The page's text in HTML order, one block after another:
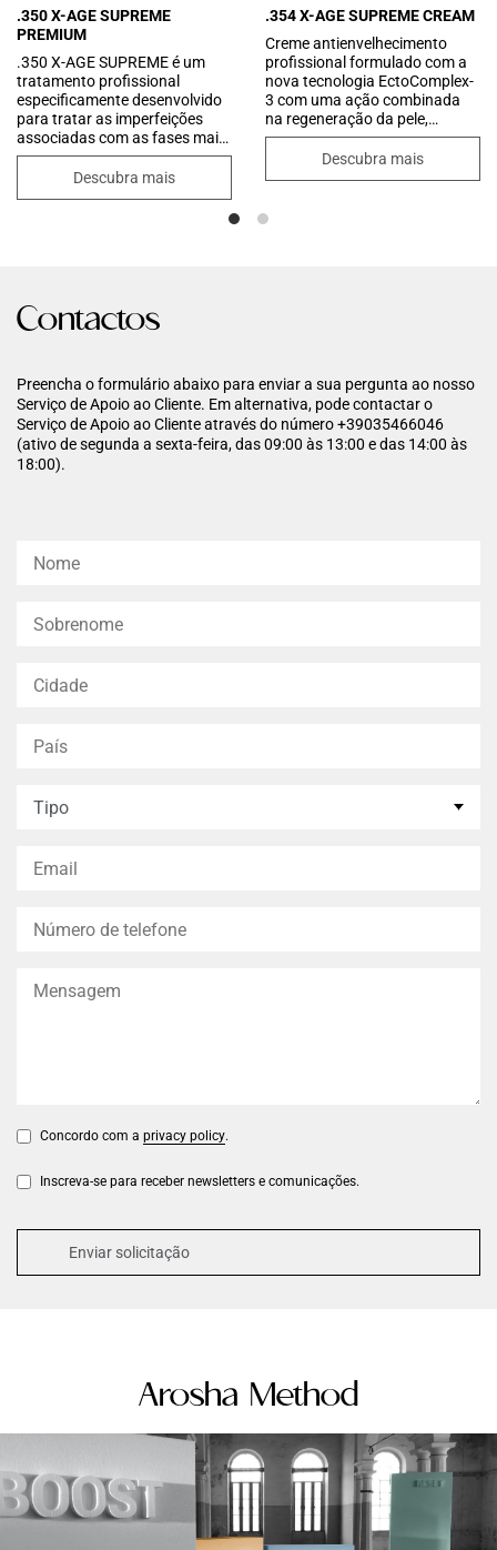
.350 X-AGE SUPREME
PREMIUM
.350 X-AGE SUPREME é um
tratamento profissional
especificamente desenvolvido
para tratar as imperfeições
associadas com as fases mais
avançadas do envelhecimento.
O kit combina dois produtos
hidratação prolongada,
reduzindo visivelmente as
mais firme, mais uniforme e
luminoso, com um efeito de
lifting que proporciona um
aspeto mais liso e mais jovem.
Descubra mais
.354 X-AGE SUPREME CREAM
Creme antienvelhecimento
profissional formulado com a
nova tecnologia EctoComplex-
3 com uma ação combinada
na regeneração da pele,
proteção antioxidante e
melhoria do tónus da pele.
última geração, para um
oferecendo um conforto
prolongado sem deixar
qualquer sensação de
oleosidade.
Descubra mais
Contactos
Preencha o formulário abaixo para enviar a sua pergunta ao nosso
Serviço de Apoio ao Cliente. Em alternativa, pode contactar o
Serviço de Apoio ao Cliente através do número +39035466046
(ativo de segunda a sexta-feira, das 09:00 às 13:00 e das 14:00 às
18:00).
Concordo com a privacy policy.
Inscreva-se para receber newsletters e comunicações.
Arosha Method